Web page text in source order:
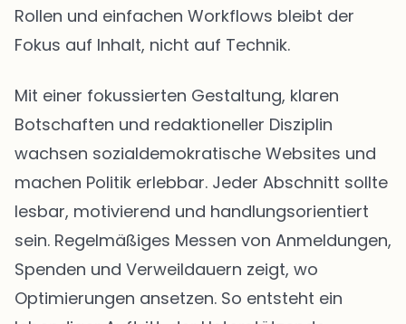
Rollen und einfachen Workflows bleibt der
Fokus auf Inhalt, nicht auf Technik.
Mit einer fokussierten Gestaltung, klaren
Botschaften und redaktioneller Disziplin
wachsen sozialdemokratische Websites und
machen Politik erlebbar. Jeder Abschnitt sollte
lesbar, motivierend und handlungsorientiert
sein. Regelmäßiges Messen von Anmeldungen,
Spenden und Verweildauern zeigt, wo
Optimierungen ansetzen. So entsteht ein